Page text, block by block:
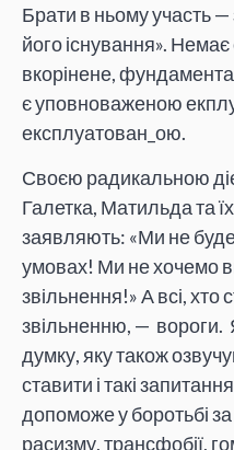
Брати в ньому участь
його існування».
вкорінене,
є уповноваженою
експлуатован_ою.
Своєю радикальною
Галетка, Матильда та
заявляють: «Ми не
умовах! Ми не хочемо
звільнення!» А всі, хто
звільненню, —
думку, яку також
ставити і такі
допоможе у боротьбі за
расизму, трансфобії,